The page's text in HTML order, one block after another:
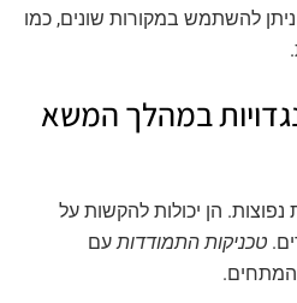
להשתמש במקורות שונים, כמו
במהלך המשא
הן יכולות להקשות על
טכניקות התמודדותעם
המתחים.